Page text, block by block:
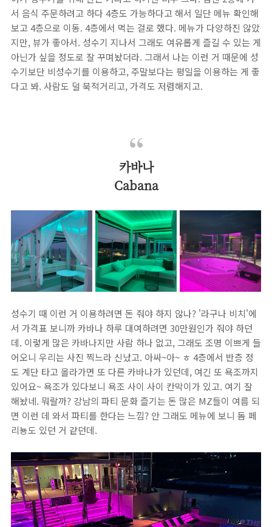
서 음식 주문하려고 하다 4층도 가능하다고 해서 일단 메뉴 확인해
보고 4층으로 이동. 4층에서 먹는 걸로 했다. 메뉴가 다양하진 않았
지만, 뷰가 좋아서. 성수기 지나서 그래도 여유롭게 즐길 수 있는 게
아닌가 싶을 정도로 잘 꾸며놨더라. 그래서 나는 이런 거 때문에 성
수기보단 비성수기를 이용하고, 주말보다는 평일을 이용하는 게 좋
다고 봐. 사람도 덜 북적거리고, 가격도 저렴해지고.
카바나
Cabana
성수기 때 이런 거 이용하려면 돈 줘야 하지 않나? '라구나 비치'에
서 가격표 보니까 카바나 하루 대여하려면 30만원인가 줘야 하던
데. 이렇게 많은 카바나지만 사람 하나 없고, 그래도 조명 이쁘게 들
어오니 우리는 사진 찍느라 신났고. 아싸~아~ ㅎ 4층에서 반층 정
도 계단 타고 올라가면 또 다른 카바나가 있던데, 여긴 또 욕조까지
있어요~ 욕조가 있다보니 욕조 사이 사이 칸막이가 있고. 여기 잘
해놨네. 뭐랄까? 강남의 파티 문화 즐기는 돈 많은 MZ들이 여름 되
면 이런 데 와서 파티를 한다는 느낌? 안 그래도 메뉴에 보니 돔 페
리뇽도 있던 거 같던데.